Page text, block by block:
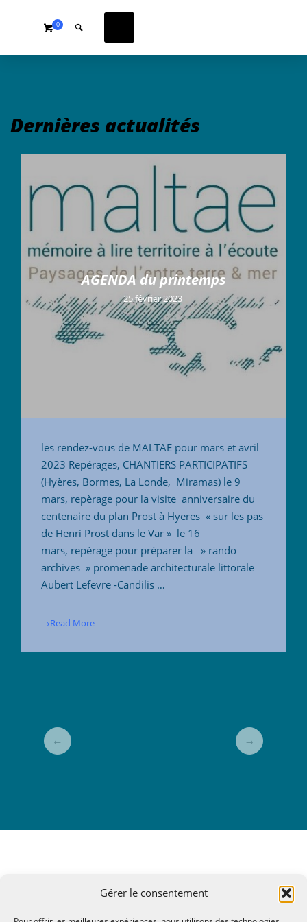
Gérer le consentement
0
Dernières actualités
AGENDA du printemps
25 février 2023
les rendez-vous de MALTAE pour mars et avril
2023 Repérages, CHANTIERS PARTICIPATIFS
(Hyères, Bormes, La Londe, Miramas) le 9
mars, repèrage pour la visite anniversaire du
centenaire du plan Prost à Hyeres « sur les pas
de Henri Prost dans le Var » le 16
mars, repérage pour préparer la » rando
archives » promenade architecturale littorale
Aubert Lefevre -Candilis …
→Read More
← →